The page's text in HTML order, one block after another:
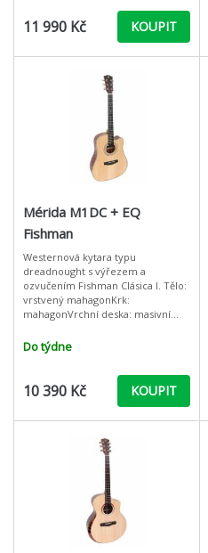
11 990 Kč KOUPIT
Mérida M1DC + EQ
Fishman
Westernová kytara typu
dreadnought s výřezem a
ozvučením Fishman Clásica I. Tělo:
vrstvený mahagonKrk:
mahagonVrchní deska: masivní
techwoodLemování: plastPočet
pražců: 20Kobylkový a nultý
Do týdne
10 390 Kč KOUPIT